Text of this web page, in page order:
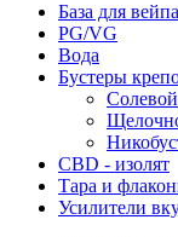
База для вейпа
PG/VG
Вода
Бустеры
Солевой
CBD - изолят
Тара и
Усилители